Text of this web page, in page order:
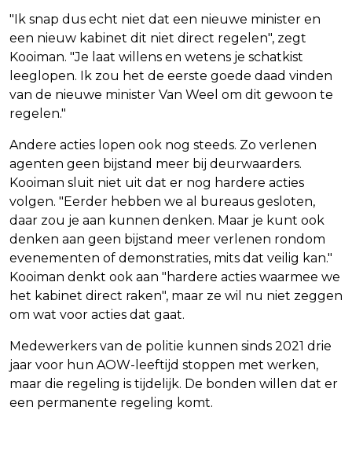
"Ik snap dus echt niet dat een nieuwe minister en
een nieuw kabinet dit niet direct regelen", zegt
Kooiman. "Je laat willens en wetens je schatkist
leeglopen. Ik zou het de eerste goede daad vinden
van de nieuwe minister Van Weel om dit gewoon te
regelen."
Andere acties lopen ook nog steeds. Zo verlenen
agenten geen bijstand meer bij deurwaarders.
Kooiman sluit niet uit dat er nog hardere acties
volgen. "Eerder hebben we al bureaus gesloten,
daar zou je aan kunnen denken. Maar je kunt ook
denken aan geen bijstand meer verlenen rondom
evenementen of demonstraties, mits dat veilig kan."
Kooiman denkt ook aan "hardere acties waarmee we
het kabinet direct raken", maar ze wil nu niet zeggen
om wat voor acties dat gaat.
Medewerkers van de politie kunnen sinds 2021 drie
jaar voor hun AOW-leeftijd stoppen met werken,
maar die regeling is tijdelijk. De bonden willen dat er
een permanente regeling komt.